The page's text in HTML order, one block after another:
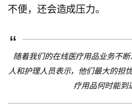
不便，还会造成压力。
随着我们的在线医疗用品业务不
人和护理人员表示，他们最大的担
疗用品何时能到